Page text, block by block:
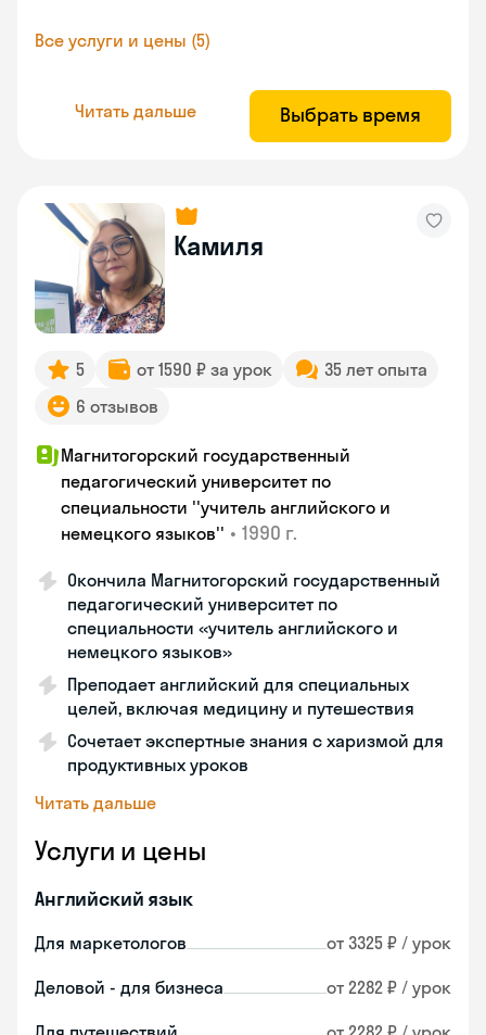
Все услуги и цены (5)
Читать дальше Выбрать время
Камиля
5 от 1590 ₽ за урок
35 лет опыта
6 отзывов
Магнитогорский государственный
педагогический университет по
специальности ''учитель английского и
немецкого языков'' • 1990 г.
Окончила Магнитогорский государственный
педагогический университет по
специальности «учитель английского и
немецкого языков»
Преподает английский для специальных
целей, включая медицину и путешествия
Сочетает экспертные знания с харизмой для
продуктивных уроков
Читать дальше
Услуги и цены
Английский язык
Для маркетологов от 3325 ₽ / урок
Деловой - для бизнеса от 2282 ₽ / урок